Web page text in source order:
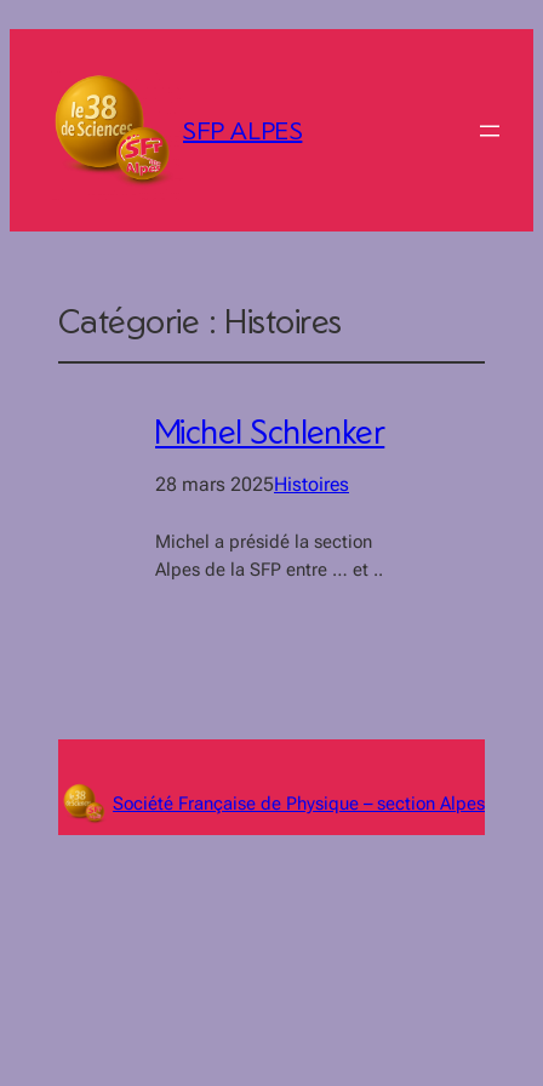
SFP ALPES
Catégorie : Histoires
Michel Schlenker
28 mars 2025Histoires
Michel a présidé la section
Alpes de la SFP entre … et ..
Société Française de Physique – section Alpes